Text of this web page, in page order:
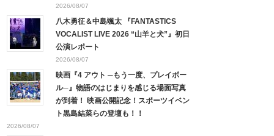
2026/08/07
八木勇征＆中島颯太 『FANTASTICS
VOCALIST LIVE 2026 “山羊と犬”』初日
公演レポート
2026/08/07
映画『4 アウト ─もう一度、プレイボー
ル─』物語のはじまりを感じる場面写真
が到着！ 映画公開記念！スポーツイベン
ト黒島結菜らの登壇も！！
2026/08/07